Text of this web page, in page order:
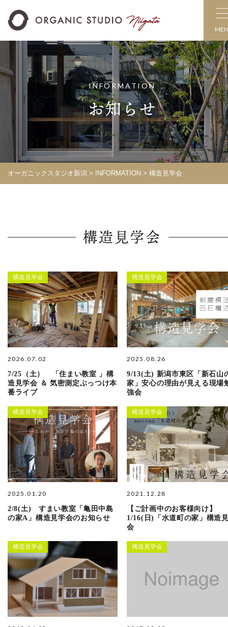
INFORMATION
お知らせ
オーガニックスタジオ新潟 > INFORMATION > 構造見学会
構造見学会
構造見学会
2026.07.02
7/25（土） 「住まい教室 」構
造見学会 ＆ 気密測定ぶっつけ本
番ライブ
構造見学会
2025.08.26
9/13(土) 新潟市東区「新石山
家」安心の理由が見える現場
強会
構造見学会
2025.01.20
2/8(土) すまい教室「亀田中島
の家A」構造見学会のお知らせ
構造見学会
2021.12.28
【ご計画中のお客様向け】
1/16(日)「水道町の家」構造
会
構造見学会 構造見学会